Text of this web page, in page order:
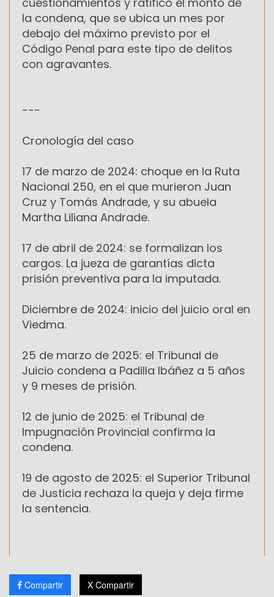
la condena, que se ubica un mes por
debajo del máximo previsto por el
Código Penal para este tipo de delitos
con agravantes.
---
Cronología del caso
17 de marzo de 2024: choque en la Ruta
Nacional 250, en el que murieron Juan
Cruz y Tomás Andrade, y su abuela
Martha Liliana Andrade.
17 de abril de 2024: se formalizan los
cargos. La jueza de garantías dicta
prisión preventiva para la imputada.
Diciembre de 2024: inicio del juicio oral en
Viedma.
25 de marzo de 2025: el Tribunal de
Juicio condena a Padilla Ibáñez a 5 años
y 9 meses de prisión.
12 de junio de 2025: el Tribunal de
Impugnación Provincial confirma la
condena.
19 de agosto de 2025: el Superior Tribunal
de Justicia rechaza la queja y deja firme
la sentencia.
Compartir X Compartir